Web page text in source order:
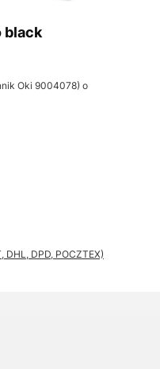
black
Oki 9004078) o
DHL, DPD, POCZTEX)